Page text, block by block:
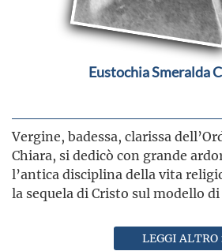
Eustochia Smeralda
Vergine, badessa, clarissa
Chiara, si dedicò con grande
l’antica disciplina della vita
la sequela di Cristo sul modello di
LEGGI ALTRO